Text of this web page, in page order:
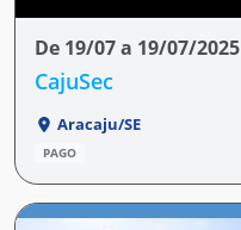
De 19/07 a 19/07/2025
CajuSec
Aracaju/SE
PAGO